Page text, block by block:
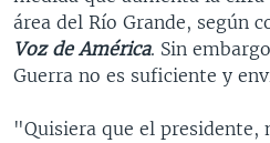
área del Río Grande, según
Voz de América. Sin
Guerra no es suficiente y
"Quisiera que el presidente,